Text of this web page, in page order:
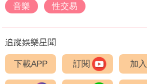
音樂 性交易
追蹤娛樂星聞
下載APP 訂閱 加入